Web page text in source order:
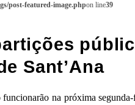
post-featured-image.phpon line39
Sant’Ana
na próxima